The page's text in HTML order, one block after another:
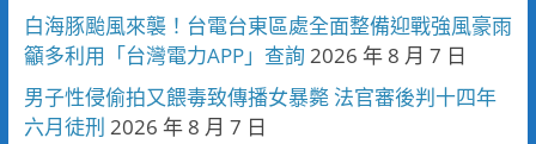
白海豚颱風來襲！台電台東區處全面整備迎戰強風豪雨
籲多利用「台灣電力APP」查詢 2026 年 8 月 7 日
男子性侵偷拍又餵毒致傳播女暴斃 法官審後判十四年
六月徒刑 2026 年 8 月 7 日